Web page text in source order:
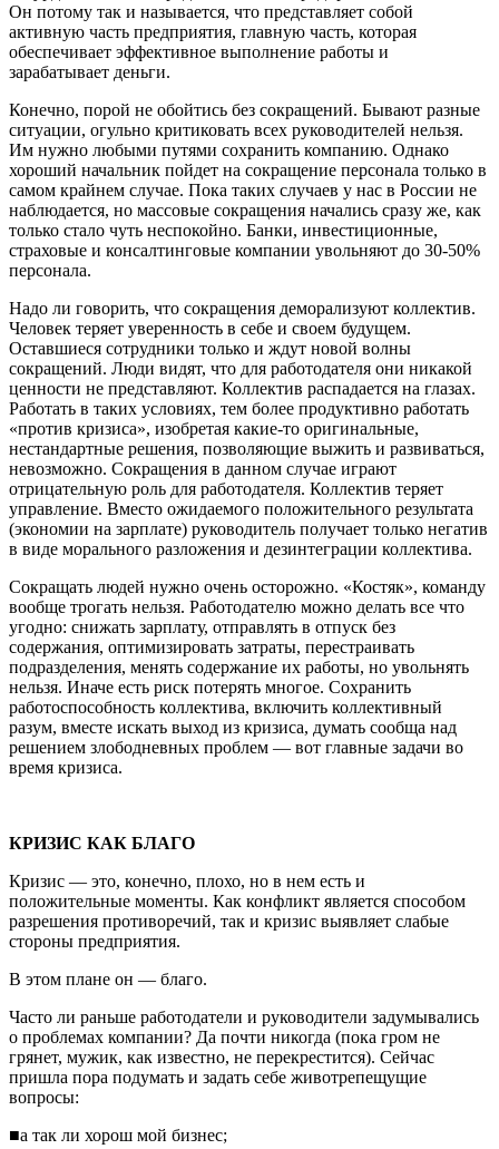
Он потому так и называется, что представляет собой
активную часть предприятия, главную часть, которая
обеспечивает эффективное выполнение работы и
зарабатывает деньги.
Конечно, порой не обойтись без сокращений. Бывают разные
ситуации, огульно критиковать всех руководителей нельзя.
Им нужно любыми путями сохранить компанию. Однако
хороший начальник пойдет на сокращение персонала только в
самом крайнем случае. Пока таких случаев у нас в России не
наблюдается, но массовые сокращения начались сразу же, как
только стало чуть неспокойно. Банки, инвестиционные,
страховые и консалтинговые компании увольняют до 30-50%
персонала.
Надо ли говорить, что сокращения деморализуют коллектив.
Человек теряет уверенность в себе и своем будущем.
Оставшиеся сотрудники только и ждут новой волны
сокращений. Люди видят, что для работодателя они никакой
ценности не представляют. Коллектив распадается на глазах.
Работать в таких условиях, тем более продуктивно работать
«против кризиса», изобретая какие-то оригинальные,
нестандартные решения, позволяющие выжить и развиваться,
невозможно. Сокращения в данном случае играют
отрицательную роль для работодателя. Коллектив теряет
управление. Вместо ожидаемого положительного результата
(экономии на зарплате) руководитель получает только негатив
в виде морального разложения и дезинтеграции коллектива.
Сокращать людей нужно очень осторожно. «Костяк», команду
вообще трогать нельзя. Работодателю можно делать все что
угодно: снижать зарплату, отправлять в отпуск без
содержания, оптимизировать затраты, перестраивать
подразделения, менять содержание их работы, но увольнять
нельзя. Иначе есть риск потерять многое. Сохранить
работоспособность коллектива, включить коллективный
разум, вместе искать выход из кризиса, думать сообща над
решением злободневных проблем — вот главные задачи во
время кризиса.
КРИЗИС КАК БЛАГО
Кризис — это, конечно, плохо, но в нем есть и
положительные моменты. Как конфликт является способом
разрешения противоречий, так и кризис выявляет слабые
стороны предприятия.
В этом плане он — благо.
Часто ли раньше работодатели и руководители задумывались
о проблемах компании? Да почти никогда (пока гром не
грянет, мужик, как известно, не перекрестится). Сейчас
пришла пора подумать и задать себе животрепещущие
вопросы:
■а так ли хорош мой бизнес;